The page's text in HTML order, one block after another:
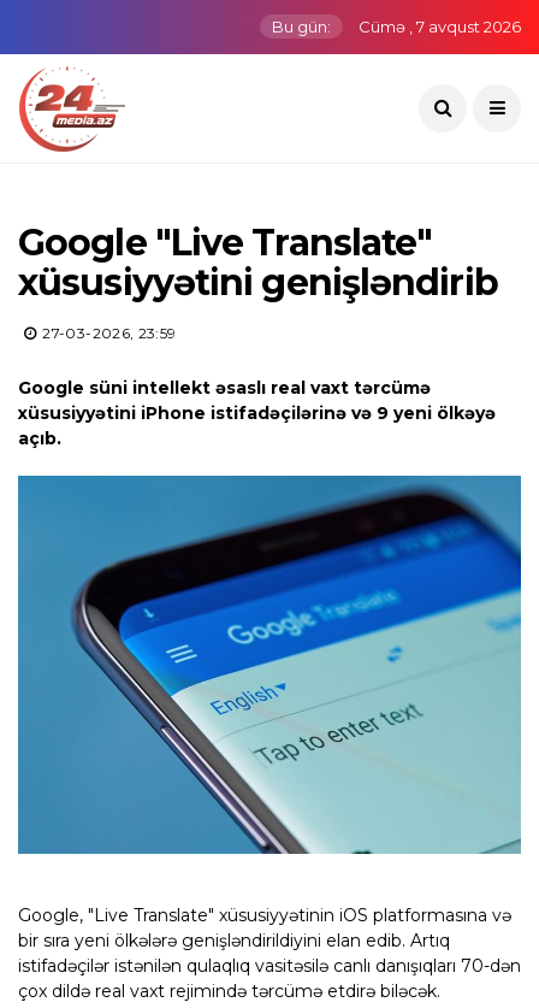
Bu gün: Cümə , 7 avqust 2026
Google "Live Translate"
xüsusiyyətini genişləndirib
27-03-2026, 23:59
Google süni intellekt əsaslı real vaxt tərcümə
xüsusiyyətini iPhone istifadəçilərinə və 9 yeni ölkəyə
açıb.
Google, "Live Translate" xüsusiyyətinin iOS platformasına və
bir sıra yeni ölkələrə genişləndirildiyini elan edib. Artıq
istifadəçilər istənilən qulaqlıq vasitəsilə canlı danışıqları 70-dən
çox dildə real vaxt rejimində tərcümə etdirə biləcək.